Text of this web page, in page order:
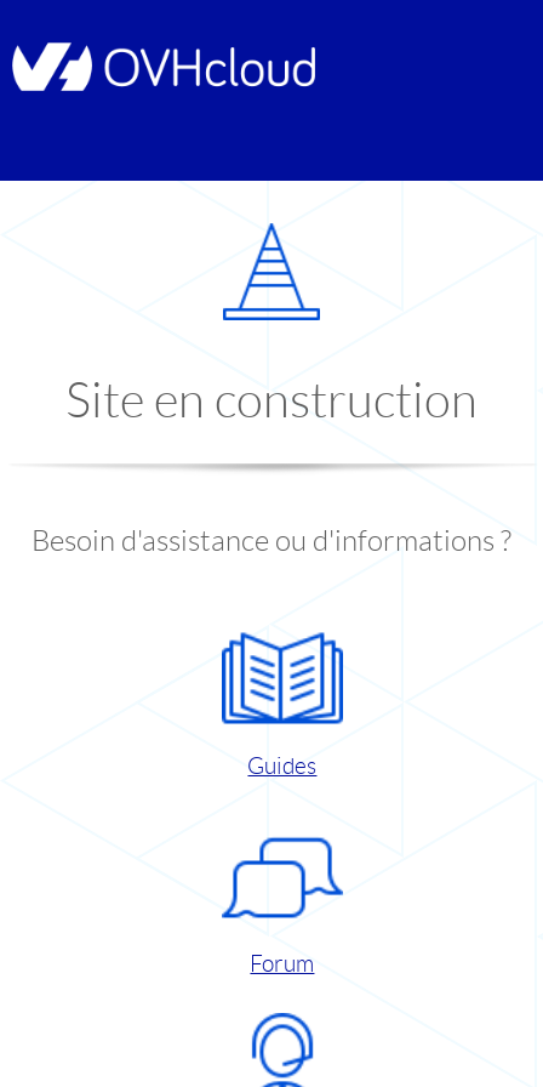
Site en construction
Besoin d'assistance ou d'informations ?
Guides
Forum